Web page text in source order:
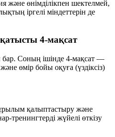
және өнімділікпен шектелмей,
іргелі міндеттерін де
қатысты 4-мақсат
Соның ішінде 4-мақсат —
және өмір бойы оқуға (үздіксіз)
қалыптастыру және
тренингтерді жүйелі өткізу